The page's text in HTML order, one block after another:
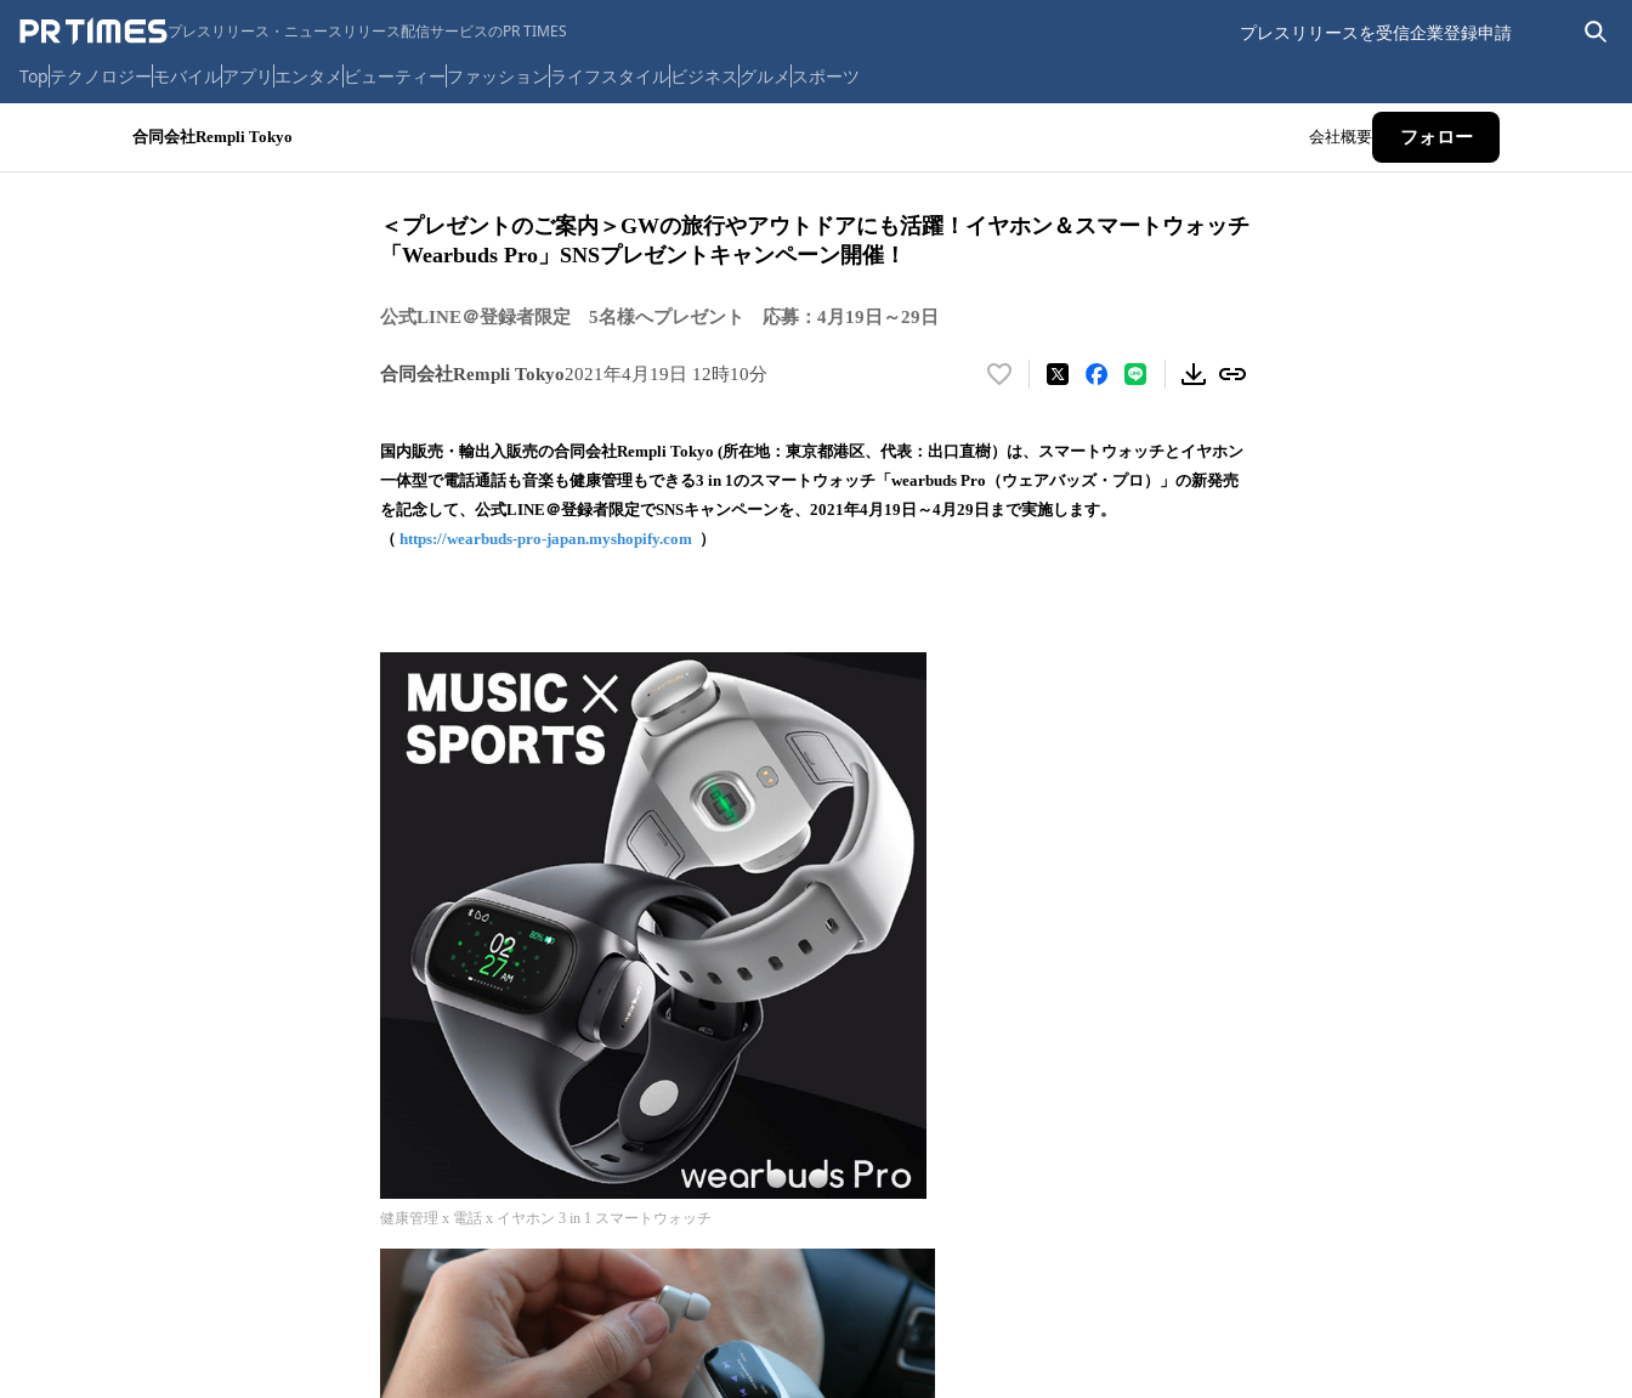
プレスリリース・ニュースリリース配信サービスのPR TIMES プレスリリースを受信企業登録申請
Topテクノロジーモバイルアプリ エンタメ ビューティーファッションライフスタイルビジネス グルメ スポーツ
合同会社Rempli Tokyo 会社概要 フォロー
＜プレゼントのご案内＞GWの旅行やアウトドアにも活躍！イヤホン＆スマートウォッチ
「Wearbuds Pro」SNSプレゼントキャンペーン開催！
公式LINE＠登録者限定 5名様へプレゼント 応募：4月19日～29日
合同会社Rempli Tokyo2021年4月19日 12時10分
い
！
数
を
国内販売・輸出入販売の合同会社Rempli Tokyo (所在地：東京都港区、代表：出口直樹）は、スマートウォッチとイヤホン
一体型で電話通話も音楽も健康管理もできる3 in 1のスマートウォッチ「wearbuds Pro（ウェアバッズ・プロ）」の新発売
を記念して、公式LINE＠登録者限定でSNSキャンペーンを、2021年4月19日～4月29日まで実施します。
（ https://wearbuds-pro-japan.myshopify.com ）
健康管理 x 電話 x イヤホン 3 in 1 スマートウォッチ